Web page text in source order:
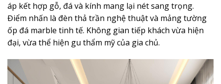
áp kết hợp gỗ, đá và kính mang lại nét sang trọng.
Điểm nhấn là đèn thả trần nghệ thuật và mảng tường
ốp đá marble tinh tế. Không gian tiếp khách vừa hiện
đại, vừa thể hiện gu thẩm mỹ của gia chủ.